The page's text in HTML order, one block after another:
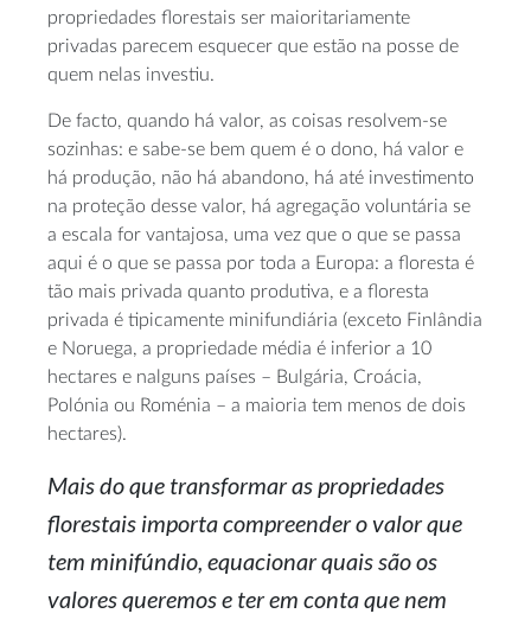
propriedades florestais ser maioritariamente
privadas parecem esquecer que estão na posse de
quem nelas investiu.
De facto, quando há valor, as coisas resolvem-se
sozinhas: e sabe-se bem quem é o dono, há valor e
há produção, não há abandono, há até investimento
na proteção desse valor, há agregação voluntária se
a escala for vantajosa, uma vez que o que se passa
aqui é o que se passa por toda a Europa: a floresta é
tão mais privada quanto produtiva, e a floresta
privada é tipicamente minifundiária (exceto Finlândia
e Noruega, a propriedade média é inferior a 10
hectares e nalguns países – Bulgária, Croácia,
Polónia ou Roménia – a maioria tem menos de dois
hectares).
Mais do que transformar as propriedades
florestais importa compreender o valor que
tem minifúndio, equacionar quais são os
valores queremos e ter em conta que nem